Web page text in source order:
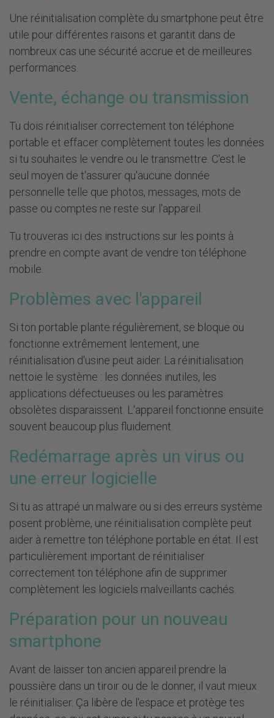
Une réinitialisation complète du smartphone peut être
utile pour différentes raisons et garantit dans de
nombreux cas une sécurité accrue et de meilleures
performances.
Vente, échange ou transmission
Tu dois réinitialiser correctement ton téléphone
portable et effacer complètement toutes les données
si tu souhaites le vendre ou le transmettre. C'est le
seul moyen de t'assurer qu'aucune donnée
personnelle telle que photos, messages, mots de
passe ou comptes ne reste sur l'appareil.
Tu trouveras ici des instructions sur les points à
prendre en compte avant de vendre ton téléphone
mobile.
Problèmes avec l'appareil
Si ton portable plante régulièrement, se bloque ou
fonctionne extrêmement lentement, une
réinitialisation d'usine peut aider. La réinitialisation
nettoie le système : les données inutiles, les
applications défectueuses ou les paramètres
obsolètes disparaissent. L'appareil fonctionne ensuite
souvent beaucoup plus fluidement.
Redémarrage après un virus ou
une erreur logicielle
Si tu as attrapé un malware ou si des erreurs système
posent problème, une réinitialisation complète peut
aider à remettre ton téléphone portable en état. Il est
particulièrement important de réinitialiser
correctement ton téléphone afin de supprimer
complètement les logiciels malveillants cachés.
Préparation pour un nouveau
smartphone
Avant de laisser ton ancien appareil prendre la
poussière dans un tiroir ou de le donner, il vaut mieux
le réinitialiser. Ça libère de l'espace et protège tes